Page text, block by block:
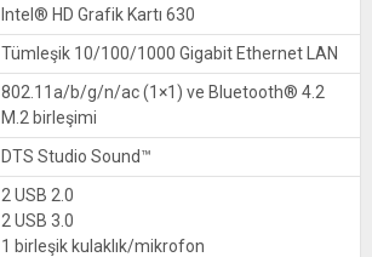
Intel® HD Grafik Kartı 630
Tümleşik 10/100/1000 Gigabit Ethernet LAN
802.11a/b/g/n/ac (1×1) ve Bluetooth® 4.2
M.2 birleşimi
DTS Studio Sound™
2 USB 2.0
2 USB 3.0
1 birleşik kulaklık/mikrofon